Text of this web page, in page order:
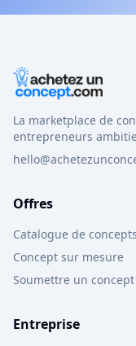
La marketplace de
entrepreneurs
Offres
Catalogue de concepts
Concept sur mesure
Soumettre un concept
Entreprise